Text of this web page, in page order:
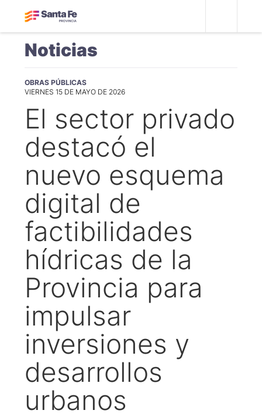
Noticias
OBRAS PÚBLICAS
VIERNES 15 DE MAYO DE 2026
El sector privado
destacó el
nuevo esquema
digital de
factibilidades
hídricas de la
Provincia para
impulsar
inversiones y
desarrollos
urbanos